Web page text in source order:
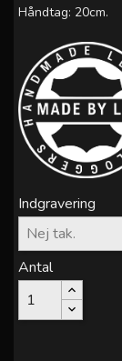
Håndtag: 20cm.
Indgravering
Antal